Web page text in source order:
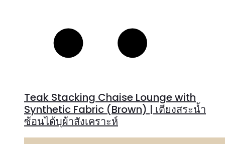
Teak Stacking Chaise Lounge with
Synthetic Fabric (Brown) | เตียงสระน้ำ
ซ้อนได้บุผ้าสังเคราะห์